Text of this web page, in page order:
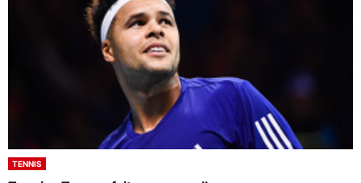
TENNIS